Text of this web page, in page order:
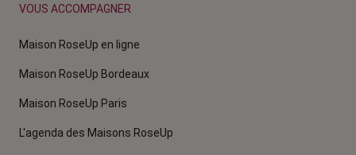
VOUS ACCOMPAGNER
Maison RoseUp en ligne
Maison RoseUp Bordeaux
Maison RoseUp Paris
L'agenda des Maisons RoseUp